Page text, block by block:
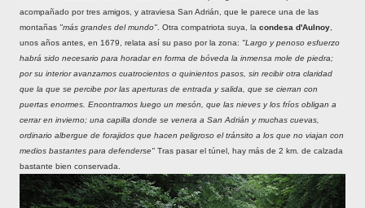
acompañado por tres amigos, y atraviesa San Adrián, que le parece una de las
montañas "más grandes del mundo" . Otra compatriota suya, la condesa d'Aulnoy
unos años antes, en 1679, relata así su paso por la zona: "Largo y penoso esfuerzo
habrá sido necesario para horadar en forma de bóveda la inmensa mole de piedra;
por su interior avanzamos cuatrocientos o quinientos pasos, sin recibir otra claridad
que la que se percibe por las aperturas de entrada y salida, que se cierran con
puertas enormes. Encontramos luego un mesón, que las nieves y los fríos obligan a
cerrar en invierno; una capilla donde se venera a San Adrián y muchas cuevas,
ordinario albergue de forajidos que hacen peligroso el tránsito a los que no viajan con
medios bastantes para defenderse" Tras pasar el túnel, hay más de 2 km. de calzada
bastante bien conservada.